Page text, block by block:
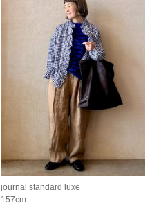
journal standard luxe
157cm